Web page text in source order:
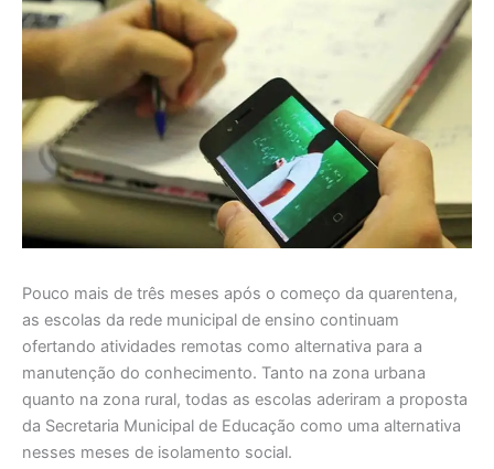
Pouco mais de três meses após o começo da quarentena,
as escolas da rede municipal de ensino continuam
ofertando atividades remotas como alternativa para a
manutenção do conhecimento. Tanto na zona urbana
quanto na zona rural, todas as escolas aderiram a proposta
da Secretaria Municipal de Educação como uma alternativa
nesses meses de isolamento social.